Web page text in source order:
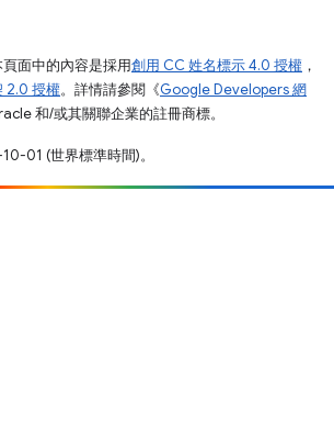
面中的內容是採用創用 CC 姓名標示 4.0 授權 ，
2.0 授權。詳情請參閱《Google Developers 網
和/或其關聯企業的註冊商標。
01 (世界標準時間)。